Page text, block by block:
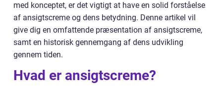
med konceptet, er det vigtigt at have en solid forståelse
af ansigtscreme og dens betydning. Denne artikel vil
give dig en omfattende præsentation af ansigtscreme,
samt en historisk gennemgang af dens udvikling
gennem tiden.
Hvad er ansigtscreme?